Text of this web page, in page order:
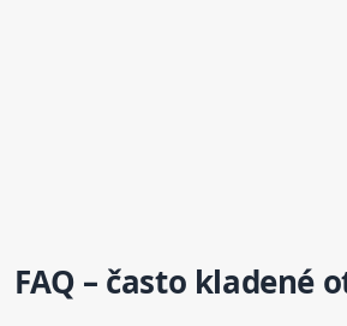
FAQ – často kladené